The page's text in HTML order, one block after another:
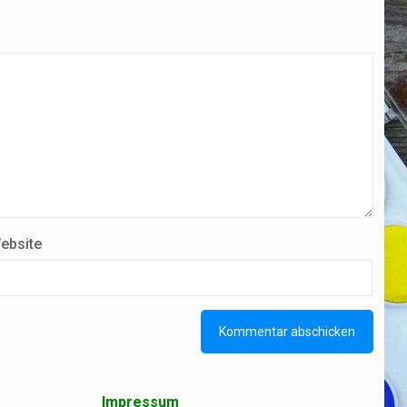
Impressum